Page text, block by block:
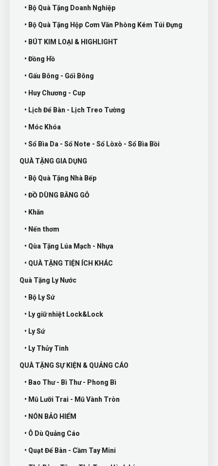
• Bộ Quà Tặng Doanh Nghiệp
• Bộ Quà Tặng Hộp Cơm Văn Phòng Kém Túi Đựng
• BÚT KIM LOẠI & HIGHLIGHT
• Đồng Hồ
• Gấu Bông - Gối Bông
• Huy Chương - Cup
• Lịch Để Bàn - Lịch Treo Tường
• Móc Khóa
• Sổ Bìa Da - Sổ Note - Sổ Lòxò - Sổ Bìa Bồi
QUÀ TẶNG GIA DỤNG
• Bộ Quà Tặng Nhà Bếp
• ĐỒ DÙNG BẰNG GỖ
• Khăn
• Nến thơm
• Qùa Tặng Lúa Mạch - Nhựa
• QUÀ TẶNG TIỆN ÍCH KHÁC
Quà Tặng Ly Nước
• Bộ Ly Sứ
• Ly giữ nhiệt Lock&Lock
• Ly Sứ
• Ly Thủy Tinh
QUÀ TẶNG SỰ KIỆN & QUẢNG CÁO
• Bao Thư - Bì Thư - Phong Bì
• Mũ Lưỡi Trai - Mũ Vành Tròn
• NÓN BẢO HIỂM
• Ô Dù Quảng Cáo
• Quạt Để Bàn - Cầm Tay Mini